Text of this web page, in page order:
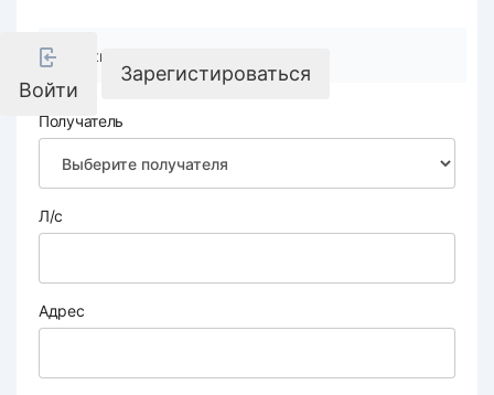
Войти
Зарегистироваться
Реквизиты компании
Получатель
Л/с
Адрес